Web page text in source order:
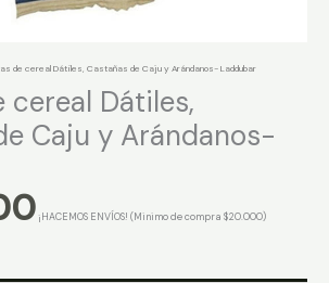
de cereal Dátiles, Castañas de Caju y Arándanos- Laddubar
cereal Dátiles,
Caju y Arándanos-
¡HACEMOS ENVÍOS! (Minimo de compra $20.000)